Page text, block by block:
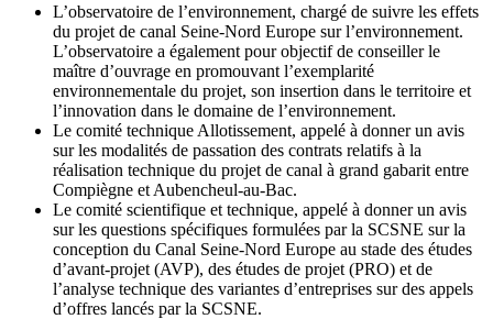
L’observatoire de l’environnement, chargé de suivre les effets
du projet de canal Seine-Nord Europe sur l’environnement.
L’observatoire a également pour objectif de conseiller le
maître d’ouvrage en promouvant l’exemplarité
environnementale du projet, son insertion dans le territoire et
l’innovation dans le domaine de l’environnement.
Le comité technique Allotissement, appelé à donner un avis
sur les modalités de passation des contrats relatifs à la
réalisation technique du projet de canal à grand gabarit entre
Compiègne et Aubencheul-au-Bac.
Le comité scientifique et technique, appelé à donner un avis
sur les questions spécifiques formulées par la SCSNE sur la
conception du Canal Seine-Nord Europe au stade des études
d’avant-projet (AVP), des études de projet (PRO) et de
l’analyse technique des variantes d’entreprises sur des appels
d’offres lancés par la SCSNE.